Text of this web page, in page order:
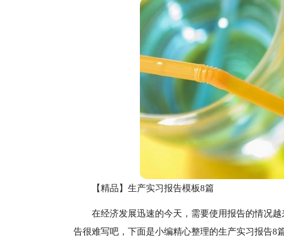
【精品】生产实习报告模板8篇
在经济发展迅速的今天，需要使用报告的情况
告很难写吧，下面是小编精心整理的生产实习报告8